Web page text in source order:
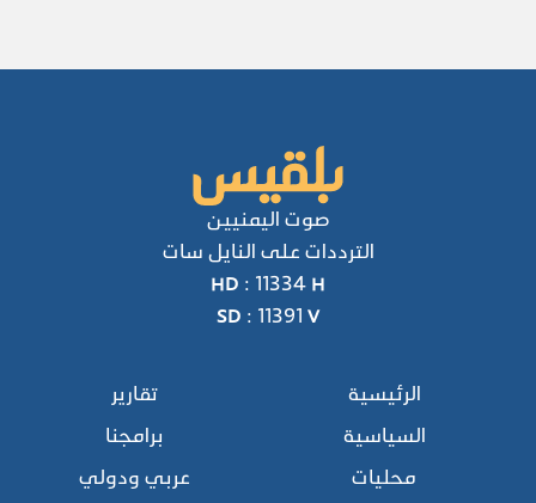
صوت اليمنيين
الترددات على النايل سات
HD : 11334 H
SD : 11391 V
الرئيسية
السياسية
محليات
تقارير
برامجنا
عربي ودولي